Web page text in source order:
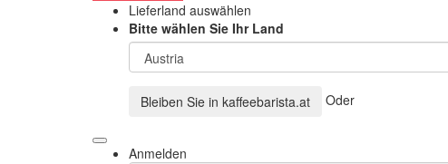
Lieferland auswählen
Bitte wählen Sie Ihr Land
Bleiben Sie in kaffeebarista.at Oder
Anmelden